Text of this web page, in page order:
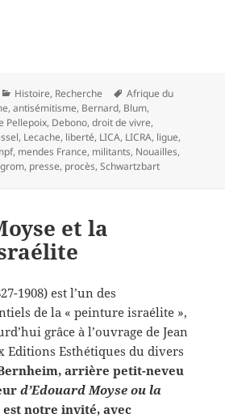
Catégories
Histoire, Recherche
Mots-
clés
Afrique du
,antisémitisme, Bernard, Blum,
Pellepoix, Debono,droit de vivre,
, Lecache, liberté, LICA, LICRA, ligue,
, mendes France, militants, Nouailles,
, presse, procès,Schwartzbart
et la
1908) est l’un des
de la « peinture israélite »,
grâce à l’ouvrage de Jean
Editions Esthétiques du divers
arrière petit-neveu
d’Edouard Moyse ou la
est notre invité, avec